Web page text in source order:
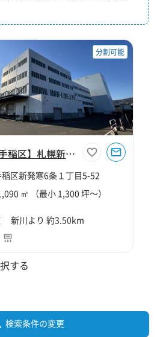
分割可能
【北海道札幌市手稲区】札幌新発寒物流センター
区新発寒6条１丁目5-52
㎡ （最小 1,300 坪～）
新川より 約3.50km
する
検索条件の変更